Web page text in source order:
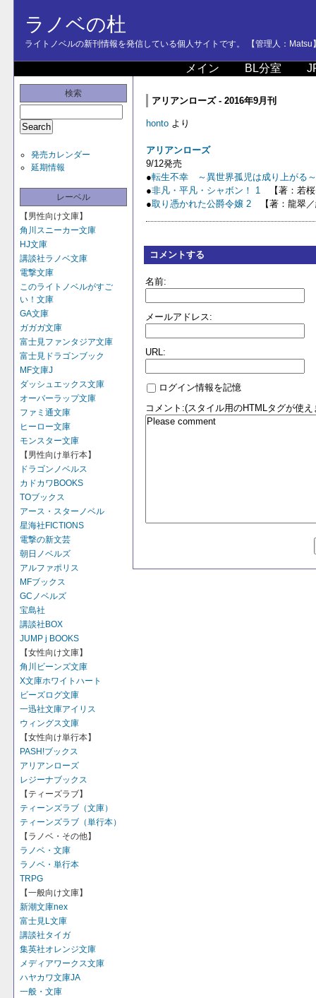
ラノベの杜
ライトノベルの新刊情報を発信している個人サイトです。 【管理人：Matsu
メイン BL分室
検索
発売カレンダー
延期情報
レーベル
【男性向け文庫】
角川スニーカー文庫
HJ文庫
講談社ラノベ文庫
電撃文庫
このライトノベルがすご
い！文庫
GA文庫
ガガガ文庫
富士見ファンタジア文庫
富士見ドラゴンブック
MF文庫J
ダッシュエックス文庫
オーバーラップ文庫
ファミ通文庫
ヒーロー文庫
モンスター文庫
【男性向け単行本】
ドラゴンノベルス
カドカワBOOKS
TOブックス
アース・スターノベル
星海社FICTIONS
電撃の新文芸
朝日ノベルズ
アルファポリス
MFブックス
GCノベルズ
宝島社
講談社BOX
JUMP j BOOKS
【女性向け文庫】
角川ビーンズ文庫
X文庫ホワイトハート
ビーズログ文庫
一迅社文庫アイリス
ウィングス文庫
【女性向け単行本】
PASH!ブックス
アリアンローズ
レジーナブックス
【ティーズラブ】
ティーンズラブ（文庫）
ティーンズラブ（単行本）
【ラノベ・その他】
ラノベ・文庫
ラノベ・単行本
TRPG
【一般向け文庫】
新潮文庫nex
富士見L文庫
講談社タイガ
集英社オレンジ文庫
メディアワークス文庫
ハヤカワ文庫JA
一般・文庫
アリアンローズ - 2016年9月刊
honto より
アリアンローズ
9/12発売
●転生不幸 ～異世界孤児は成り上がる
●非凡・平凡・シャボン！ 1 【著：若桜
●取り憑かれた公爵令嬢 2 【著：龍翠
コメントする
名前:
メールアドレス:
URL:
ログイン情報を記憶
コメント:(スタイル用のHTMLタグが使え